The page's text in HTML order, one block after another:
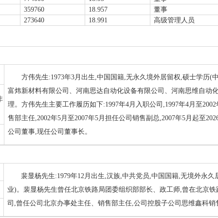
359760
18.957
董事
273640
18.991 高级管理人员
方伟先生:1973年3月出生,中国国籍,无永久境外居留权,硕士学历(
富炜新材料有限公司、河南思达自动化设备有限公司、河南思维自动
理。方伟先生主要工作履历如下:1997年4月入职公司,1997年4月至
售部主任,2002年5月至2007年5月担任公司销售副总,2007年5月起至
公司董事,现任公司董事长。
裴显杨先生:1979年12月出生,汉族,中共党员,中国国籍,无境外永
业)。裴显杨先生曾任北京铁路局团委组织部部长、政工师,曾在北京
司,曾任公司北京办事处主任、销售部主任,公司控股子公司思维鑫科